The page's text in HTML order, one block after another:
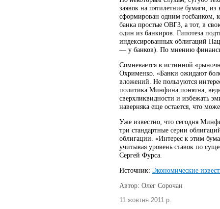
заявок на пятилетние бумаги,
сформирован одним госбанком,
банка простые ОВГЗ, а тот, в
один из банкиров. Гипотеза
индексированных облигаций
— у банков). По мнению
Сомневается в истинной
Охрименко. «Банки ожидают
вложений. Не пользуются
политика Минфина понятна,
сверхликвидности и избежать
наверняка еще остается, что
Уже известно, что сегодня
три стандартные серии
облигации. «Интерес к этим
учитывая уровень ставок по
Сергей Фурса.
Источник: Экономические
Автор: Олег Сорочан
11 жовтня 2011 р.